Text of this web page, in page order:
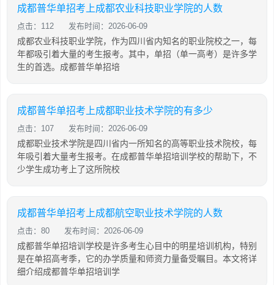
成都普华单招考上成都农业科技职业学院的人数
点击：112 发布时间：2026-06-09
成都农业科技职业学院，作为四川省内知名的职业院校之一，每
年都吸引着大量的考生报考。其中，单招（单一高考）是许多学
生的首选。成都普华单招培
成都普华单招考上成都职业技术学院的有多少
点击：107 发布时间：2026-06-09
成都职业技术学院是四川省内一所知名的高等职业技术院校，每
年吸引着大量考生报考。在成都普华单招培训学校的帮助下，不
少学生成功考上了这所院校
成都普华单招考上成都航空职业技术学院的人数
点击：80 发布时间：2026-06-09
成都普华单招培训学校是许多考生心目中的明星培训机构，特别
是在单招高考季，它的办学质量和师资力量备受瞩目。本文将详
细介绍成都普华单招培训学